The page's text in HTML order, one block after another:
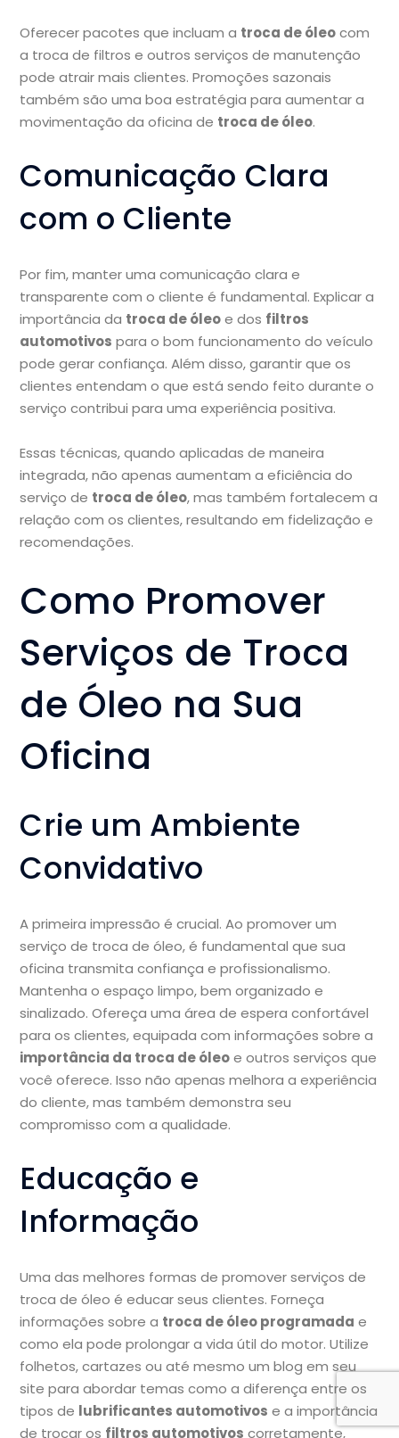
Oferecer pacotes que incluam a troca de óleocom
a troca de filtros e outros serviços de manutenção
pode atrair mais clientes. Promoções sazonais
também são uma boa estratégia para aumentar a
movimentação da oficina de troca de óleo.
Comunicação Clara
com o Cliente
Por fim, manter uma comunicação clara e
transparente com o cliente é fundamental. Explicar a
importância da troca de óleoe dos filtros
automotivos para o bom funcionamento do veículo
pode gerar confiança. Além disso, garantir que os
clientes entendam o que está sendo feito durante o
serviço contribui para uma experiência positiva.
Essas técnicas, quando aplicadas de maneira
integrada, não apenas aumentam a eficiência do
serviço de troca de óleo, mas também fortalecem a
relação com os clientes, resultando em fidelização e
recomendações.
Como Promover
Serviços de Troca
de Óleo na Sua
Oficina
Crie um Ambiente
Convidativo
A primeira impressão é crucial. Ao promover um
serviço de troca de óleo, é fundamental que sua
oficina transmita confiança e profissionalismo.
Mantenha o espaço limpo, bem organizado e
sinalizado. Ofereça uma área de espera confortável
para os clientes, equipada com informações sobre a
importância da troca de óleoe outros serviços que
você oferece. Isso não apenas melhora a experiência
do cliente, mas também demonstra seu
compromisso com a qualidade.
Educação e
Informação
Uma das melhores formas de promover serviços de
troca de óleo é educar seus clientes. Forneça
informações sobre a troca de óleo programada e
como ela pode prolongar a vida útil do motor. Utilize
folhetos, cartazes ou até mesmo um blog em seu
site para abordar temas como a diferença entre os
tipos de lubrificantes automotivos e a importância
de trocar os filtros automotivos corretamente,